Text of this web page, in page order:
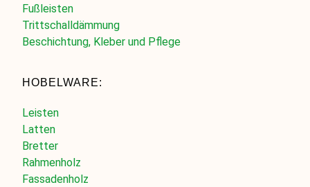
Fußleisten
Trittschalldämmung
Beschichtung, Kleber und Pflege
HOBELWARE:
Leisten
Latten
Bretter
Rahmenholz
Fassadenholz